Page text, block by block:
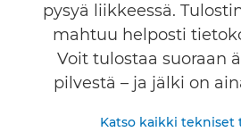
OSTA MUSTETTA
pysyä liikkeessä.
mahtuu helposti
Voit tulostaa suoraan
pilvestä – ja jälki on
Katso kaikki tekniset